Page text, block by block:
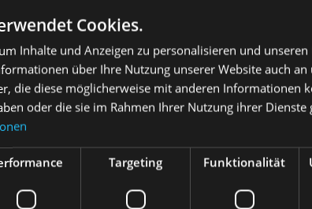
für Katzen, bietet eine umfassende Unterstützung
der Gelenke, besonders empfohlen bei
.Reich an Inhaltsstoffen wie
E sowie Mangan
ist SCANVET ArthroFlex Omega
der Beweglichkeit und Flexibilität der Gelenke,
und bietet entzündungshemmenden Schutz.
Omega Katzengel 50ml –
50ml zeichnet sich nicht nur durch seine
aus. Die halbflüssige Form des Gels
Cookies.
Inhalte und Anzeigen zu personalisieren und
über Ihre Nutzung unserer Website auch an
die diese möglicherweise mit anderen Informationen
oder die sie im Rahmen Ihrer Nutzung ihrer Dienste
Targeting Funktionalität